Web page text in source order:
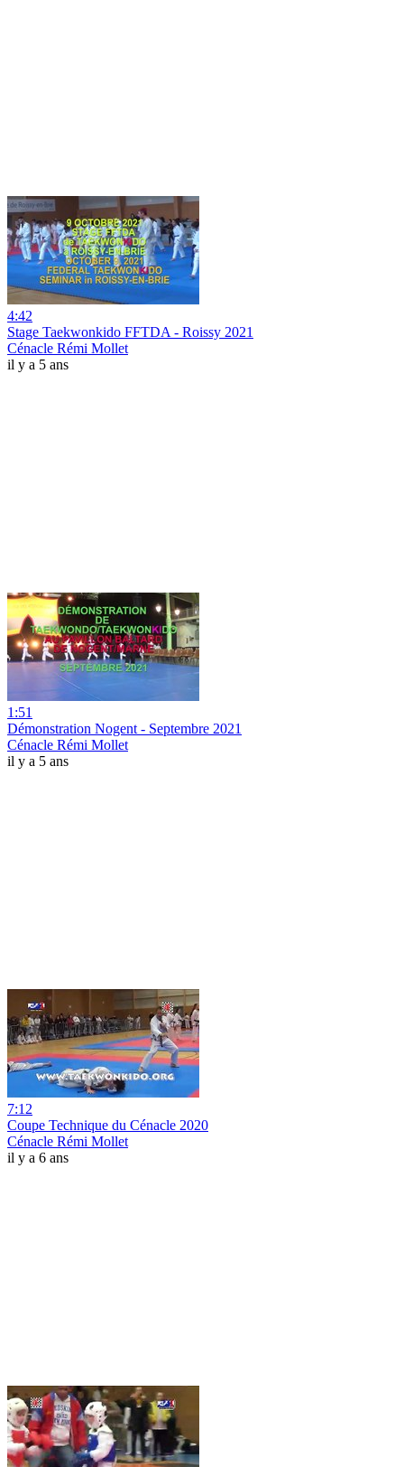
4:42
Stage Taekwonkido FFTDA - Roissy 2021
Cénacle Rémi Mollet
il y a 5 ans
1:51
Démonstration Nogent - Septembre 2021
Cénacle Rémi Mollet
il y a 5 ans
7:12
Coupe Technique du Cénacle 2020
Cénacle Rémi Mollet
il y a 6 ans